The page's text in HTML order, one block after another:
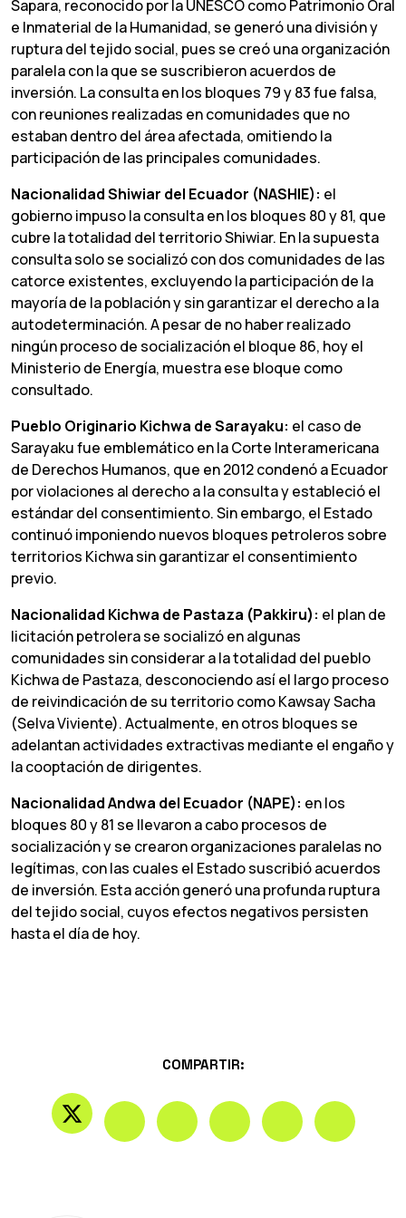
Sapara, reconocido por la UNESCO como Patrimonio Oral
e Inmaterial de la Humanidad, se generó una división y
ruptura del tejido social, pues se creó una organización
paralela con la que se suscribieron acuerdos de
inversión. La consulta en los bloques 79 y 83 fue falsa,
con reuniones realizadas en comunidades que no
estaban dentro del área afectada, omitiendo la
participación de las principales comunidades.
Nacionalidad Shiwiar del Ecuador (NASHIE): el
gobierno impuso la consulta en los bloques 80 y 81, que
cubre la totalidad del territorio Shiwiar. En la supuesta
consulta solo se socializó con dos comunidades de las
catorce existentes, excluyendo la participación de la
mayoría de la población y sin garantizar el derecho a la
autodeterminación. A pesar de no haber realizado
ningún proceso de socialización el bloque 86, hoy el
Ministerio de Energía, muestra ese bloque como
consultado.
Pueblo Originario Kichwa de Sarayaku: el caso de
Sarayaku fue emblemático en la Corte Interamericana
de Derechos Humanos, que en 2012 condenó a Ecuador
por violaciones al derecho a la consulta y estableció el
estándar del consentimiento. Sin embargo, el Estado
continuó imponiendo nuevos bloques petroleros sobre
territorios Kichwa sin garantizar el consentimiento
previo.
Nacionalidad Kichwa de Pastaza (Pakkiru): el plan de
licitación petrolera se socializó en algunas
comunidades sin considerar a la totalidad del pueblo
Kichwa de Pastaza, desconociendo así el largo proceso
de reivindicación de su territorio como Kawsay Sacha
(Selva Viviente). Actualmente, en otros bloques se
adelantan actividades extractivas mediante el engaño y
la cooptación de dirigentes.
Nacionalidad Andwa del Ecuador (NAPE): en los
bloques 80 y 81 se llevaron a cabo procesos de
socialización y se crearon organizaciones paralelas no
legítimas, con las cuales el Estado suscribió acuerdos
de inversión. Esta acción generó una profunda ruptura
del tejido social, cuyos efectos negativos persisten
hasta el día de hoy.
COMPARTIR: